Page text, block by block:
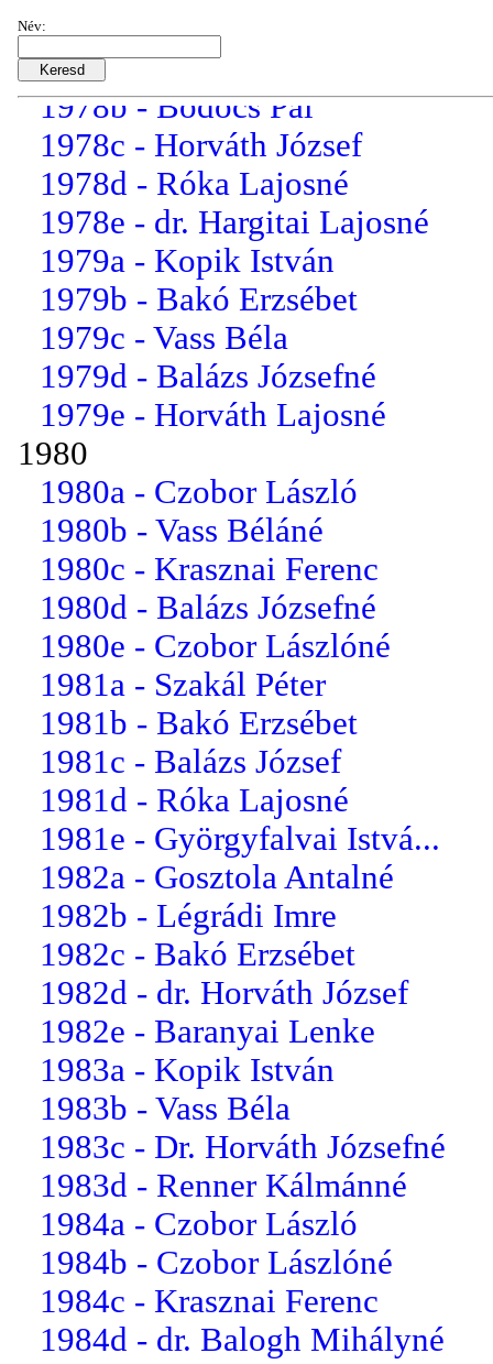
Név:1977e - Györgyfalvai Istvá...
1978a - Baranyai Lenke
1978b - Bödőcs Pál
1978c - Horváth József
1978d - Róka Lajosné
1978e - dr. Hargitai Lajosné
1979a - Kopik István
1979b - Bakó Erzsébet
1979c - Vass Béla
1979d - Balázs Józsefné
1979e - Horváth Lajosné
1980
1980a - Czobor László
1980b - Vass Béláné
1980c - Krasznai Ferenc
1980d - Balázs Józsefné
1980e - Czobor Lászlóné
1981a - Szakál Péter
1981b - Bakó Erzsébet
1981c - Balázs József
1981d - Róka Lajosné
1981e - Györgyfalvai Istvá...
1982a - Gosztola Antalné
1982b - Légrádi Imre
1982c - Bakó Erzsébet
1982d - dr. Horváth József
1982e - Baranyai Lenke
1983a - Kopik István
1983b - Vass Béla
1983c - Dr. Horváth Józsefné
1983d - Renner Kálmánné
1984a - Czobor László
1984b - Czobor Lászlóné
1984c - Krasznai Ferenc
1984d - dr. Balogh Mihályné